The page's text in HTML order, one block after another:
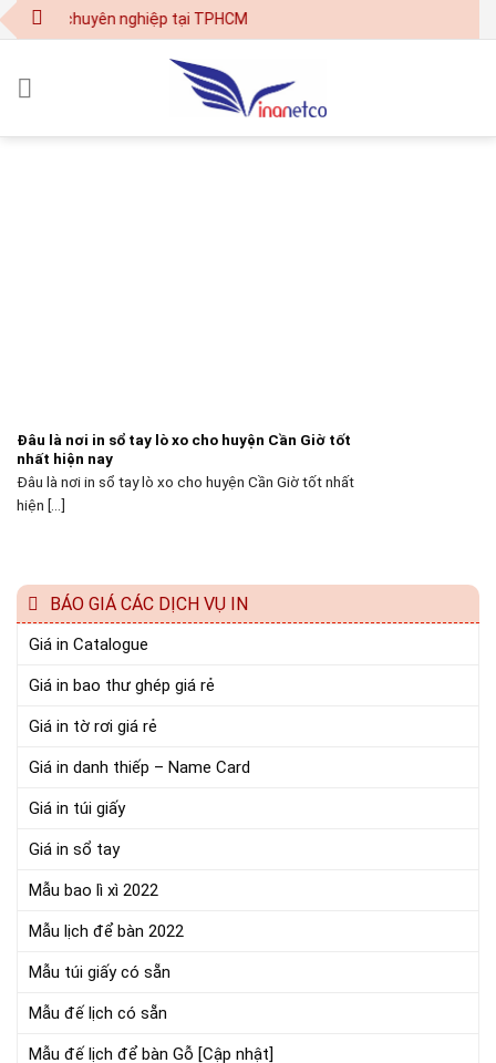
Skip
to
in ấn chuyên nghiệp tại TPHCM
Đâu là nơi in sổ tay lò xo cho huyện Cần Giờ tốt
nhất hiện nay
Đâu là nơi in sổ tay lò xo cho huyện Cần Giờ tốt nhất
hiện [...]
BÁO GIÁ CÁC DỊCH VỤ IN
Giá in Catalogue
Giá in bao thư ghép giá rẻ
Giá in tờ rơi giá rẻ
Giá in danh thiếp – Name Card
Giá in túi giấy
Giá in sổ tay
Mẫu bao lì xì 2022
Mẫu lịch để bàn 2022
Mẫu túi giấy có sẵn
Mẫu đế lịch có sẵn
Mẫu đế lịch để bàn Gỗ [Cập nhật]